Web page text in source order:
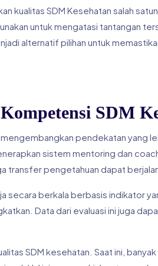
kualitas SDM Kesehatan salah
untuk mengatasi tantangan
alternatif pilihan untuk
SDM
pendekatan yang
sistem mentoring dan
transfer pengetahuan dapat
secara berkala berbasis indikator
Data dari evaluasi ini juga
SDM kesehatan. Saat ini,